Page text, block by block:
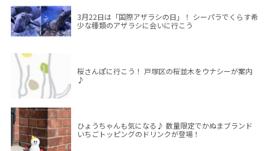
3月22日は「国際アザラシの日」！ シーパラでくらす希
少な種類のアザラシに会いに行こう
桜さんぽに行こう！ 戸塚区の桜並木をウナシーが案内
♪
ひょうちゃんも気になる♪ 数量限定でかぬまブランド
いちごトッピングのドリンクが登場！